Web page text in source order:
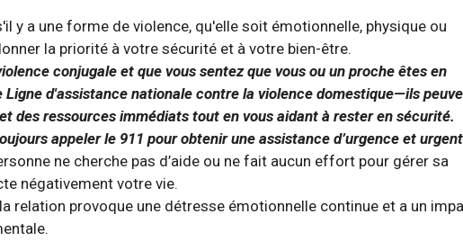
y a une forme de violence, qu'elle soit émotionnelle, physique ou
la priorité à votre sécurité et à votre bien-être.
conjugale et que vous sentez que vous ou un proche êtes en
Ligne d'assistance nationale contre la violence domestique—ils
des ressources immédiats tout en vous aidant à rester en sécurité.
appeler le 911 pour obtenir une assistance d’urgence et
ne cherche pas d’aide ou ne fait aucun effort pour gérer sa
négativement votre vie.
relation provoque une détresse émotionnelle continue et a un